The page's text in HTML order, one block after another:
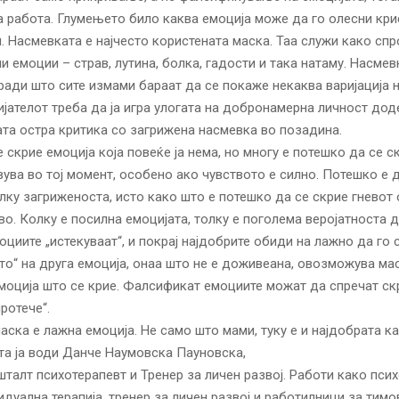
работа. Глумењето било каква емоција може да го олесни
Насмевката е најчесто користената маска. Таа служи како
емоции – страв, лутина, болка, гадости и така натаму.
што сите измами бараат да се покаже некаква варијација
треба да ја игра улогата на добронамерна личност
остра критика со загрижена насмевка во позадина.
емоција која повеќе ја нема, но многу е потешко да се
во тој момент, особено ако чувството е силно. Потешко e
загриженоста, исто како што е потешко да се скрие гневот
Колку е посилна емоцијата, толку е поголема веројатноста
„истекуваат“, и покрај најдобрите обиди на лажно да го
на друга емоција, онаа што не е доживеана, овозможува
што се крие. Фалсификат емоциите можат да спречат
е лажна емоција. Не само што мами, туку е и најдобрата
ја води Данче Наумовска Пауновска,
психотерапевт и Тренер за личен развој. Работи како